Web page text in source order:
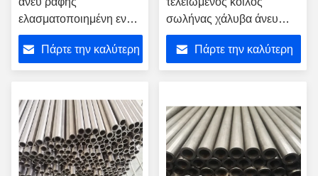
ελασματοποιημένη εν
ψυχρώ 6mm εξωτερική
διάμετρος Πολωνού
μετάλλων συσκευών
Πάρτε την καλύτερη
σωλήνας χάλυβα άνευ
ραφής για το αυτόματο
σύστημα σταθεροποιητών
Πάρτε την καλύτερη